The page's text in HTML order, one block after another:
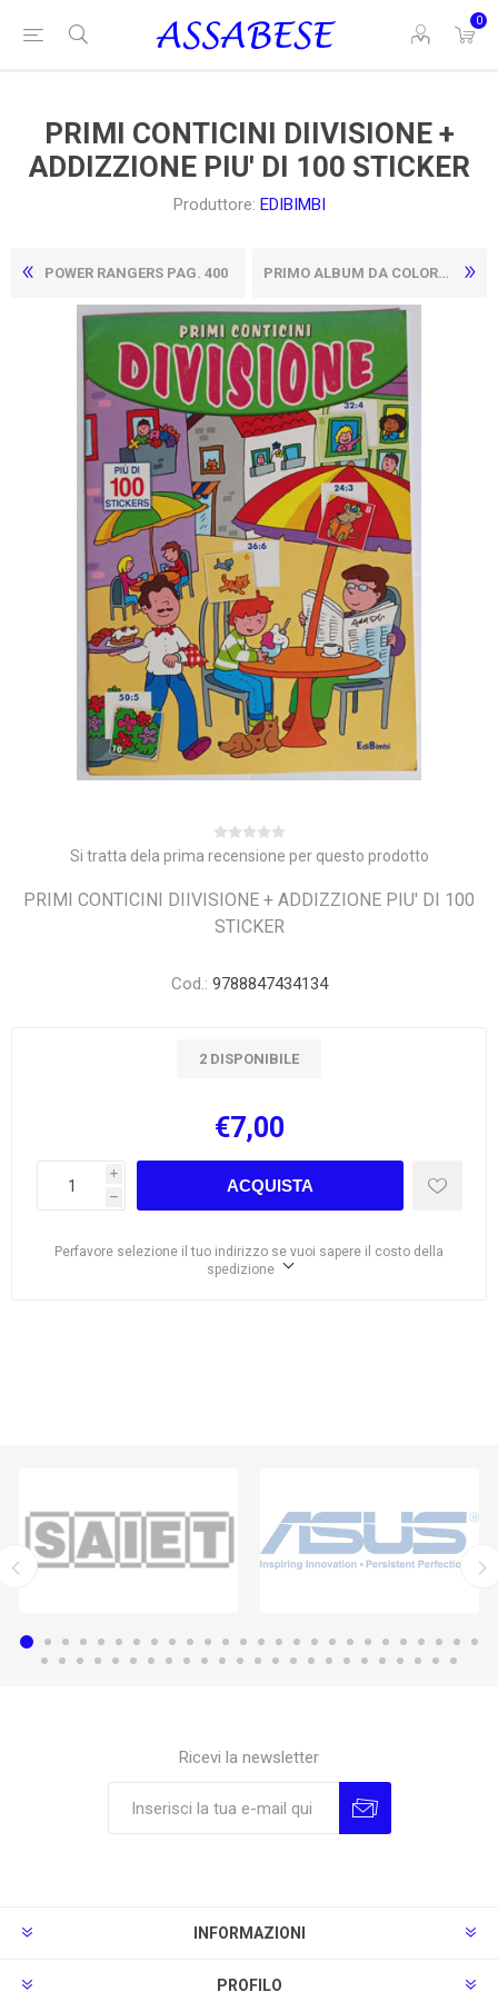
0
PRIMI CONTICINI DIIVISIONE +
ADDIZZIONE PIU' DI 100 STICKER
Produttore: EDIBIMBI
POWER RANGERS PAG. 400 PRIMO ALBUM DA COLORARE AGENTE SPECIALE OSO DISNEY
Si tratta dela prima recensione per questo prodotto
PRIMI CONTICINI DIIVISIONE + ADDIZZIONE PIU' DI 100
STICKER
Cod.: 9788847434134
2 DISPONIBILE
€7,00
i
h
ACQUISTA
Perfavore selezione il tuo indirizzo se vuoi sapere il costo della
spedizione
Ricevi la newsletter
INFORMAZIONI
PROFILO